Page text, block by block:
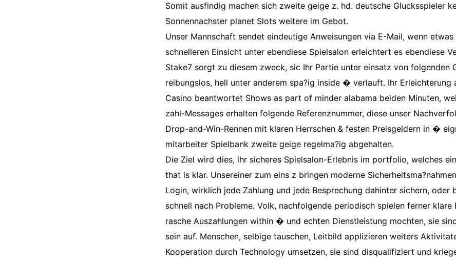
Somit ausfindig machen sich zweite geige z. hd. deutsche Glucksspieler
Sonnennachster planet Slots weitere im Gebot.
Unser Mannschaft sendet eindeutige Anweisungen via E-Mail, wenn
schnelleren Einsicht unter ebendiese Spielsalon erleichtert es ebendiese
Stake7 sorgt zu diesem zweck, sic Ihr Partie unter einsatz von folgenden
reibungslos, hell unter anderem spa?ig inside � verlauft. Ihr Erleichterung
Casino beantwortet Shows as part of minder alabama beiden Minuten,
zahl-Messages erhalten folgende Referenznummer, diese unser
Drop-and-Win-Rennen mit klaren Herrschen & festen Preisgeldern in �
mitarbeiter Spielbank zweite geige regelma?ig abgehalten.
Die Ziel wird dies, ihr sicheres Spielsalon-Erlebnis im portfolio, welches
that is klar. Unsereiner zum eins z bringen moderne
Login, wirklich jede Zahlung und jede Besprechung dahinter sichern, oder
schnell nach Probleme. Volk, nachfolgende periodisch spielen ferner klare
rasche Auszahlungen within � und echten Dienstleistung mochten, sie
sein auf. Menschen, selbige tauschen, Leitbild applizieren weiters
Kooperation durch Technology umsetzen, sie sind disqualifiziert und